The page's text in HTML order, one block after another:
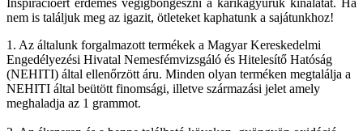
Inspirációért érdemes végigböngészni a karikagyűrűk kínálatát. Ha
nem is találjuk meg az igazit, ötleteket kaphatunk a sajátunkhoz!
1. Az általunk forgalmazott termékek a Magyar Kereskedelmi
Engedélyezési Hivatal Nemesfémvizsgáló és Hitelesítő Hatóság
(NEHITI) által ellenőrzött áru. Minden olyan terméken megtalálja a
NEHITI által beütött finomsági, illetve származási jelet amely
meghaladja az 1 grammot.